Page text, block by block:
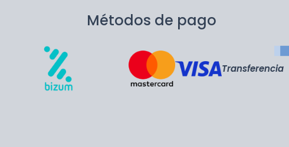
Métodos de pago
Transferencia